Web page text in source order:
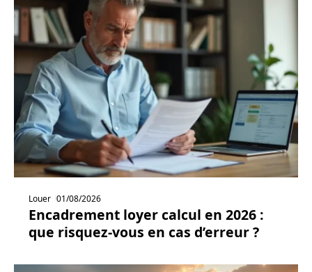
Louer 01/08/2026
Encadrement loyer calcul en 2026 :
que risquez-vous en cas d’erreur ?